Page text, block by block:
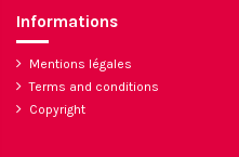
Informations
Mentions légales
Terms and conditions
Copyright